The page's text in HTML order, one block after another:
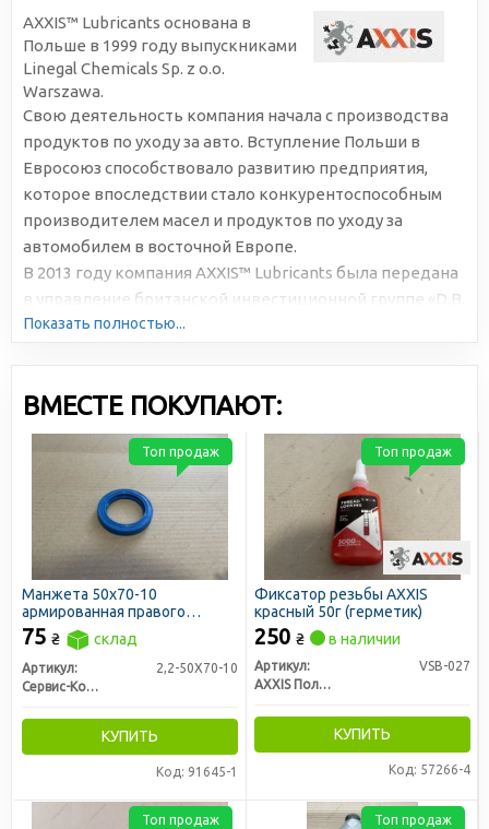
AXXIS™ Lubricants основана в
Польше в 1999 году выпускниками
Linegal Chemicals Sp. z o.o.
Warszawa.
Свою деятельность компания начала с производства
продуктов по уходу за авто. Вступление Польши в
Евросоюз способствовало развитию предприятия,
которое впоследствии стало конкурентоспособным
производителем масел и продуктов по уходу за
автомобилем в восточной Европе.
В 2013 году компания AXXIS™ Lubricants была передана
в управление британской инвестиционной группе «D.B.
Development Services Limited» UK, что позволило
рынке.
В настоящее время в ассортименте производимых под
этим брендом товаров не только автохимия и
технические жидкости, но и товары широкого
потребления, предназначенные для туризма или
повседневного использования.
Показать полностью...
ВМЕСТЕ ПОКУПАЮТ:
Манжета 50х70-10
армированная правого
вращения (СИНЯЯ) (пр-во
Сервис-Комплектация)
75 ₴ склад
Артикул:
2,2-50X70-10
Сервис-Комплектация ООО, Украина
КУПИТЬ
Код: 91645-1
Топ продаж
Фиксатор резьбы AXXIS
красный 50г (герметик)
250 ₴ в наличии
Артикул:
VSB-027
AXXIS Польша
КУПИТЬ
Код: 57266-4
Топ продаж
Топ продаж Топ продаж